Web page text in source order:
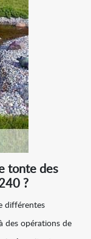
tonte des
?
différentes
des opérations de